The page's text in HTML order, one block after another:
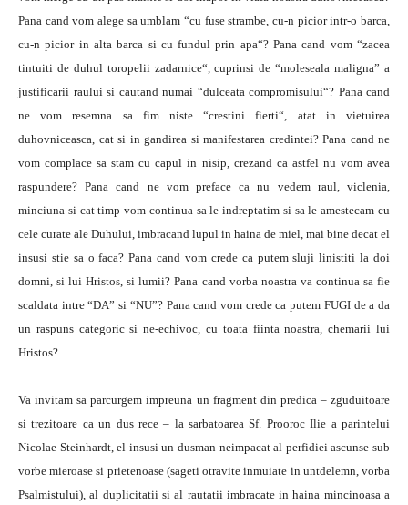
Pana cand vom alege sa umblam “cu fuse strambe, cu-n picior intr-o barca,
cu-n picior in alta barca si cu fundul prin apa“? Pana cand vom “zacea
tintuiti de duhul toropelii zadarnice“, cuprinsi de “moleseala maligna” a
justificarii raului si cautand numai “dulceata compromisului“? Pana cand
ne vom resemna sa fim niste “crestini fierti“, atat in vietuirea
duhovniceasca, cat si in gandirea si manifestarea credintei? Pana cand ne
vom complace sa stam cu capul in nisip, crezand ca astfel nu vom avea
raspundere? Pana cand ne vom preface ca nu vedem raul, viclenia,
minciuna si cat timp vom continua sa le indreptatim si sa le amestecam cu
cele curate ale Duhului, imbracand lupul in haina de miel, mai bine decat el
insusi stie sa o faca? Pana cand vom crede ca putem sluji linistiti la doi
domni, si lui Hristos, si lumii? Pana cand vorba noastra va continua sa fie
scaldata intre “DA” si “NU”? Pana cand vom crede ca putem FUGI de a da
un raspuns categoric si ne-echivoc, cu toata fiinta noastra, chemarii lui
Hristos?
Va invitam sa parcurgem impreuna un fragment din predica – zguduitoare
si trezitoare ca un dus rece – la sarbatoarea Sf. Prooroc Ilie a parintelui
Nicolae Steinhardt, el insusi un dusman neimpacat al perfidiei ascunse sub
vorbe mieroase si prietenoase (sageti otravite inmuiate in untdelemn, vorba
Psalmistului), al duplicitatii si al rautatii imbracate in haina mincinoasa a